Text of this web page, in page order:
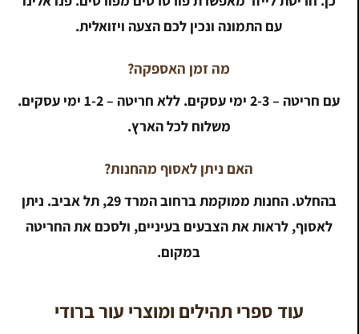
עם התמונה ונכין לכם הצעה ויזואלית.
מה זמן האספקה?
עם חריטה – 2-3 ימי עסקים. ללא חריטה – 1-2 ימי עסקים.
משלוח לכל הארץ.
האם ניתן לאסוף מהחנות?
בהחלט. החנות ממוקמת ברחוב המרד 29, תל אביב. ניתן
לאסוף, לראות את הצבעים בעיניים, ולסכם את החריטה
במקום.
עוד ספרי תהילים ומוצרי עור ברודי